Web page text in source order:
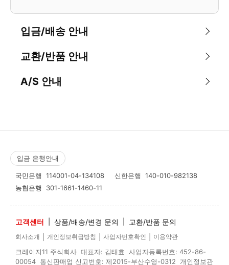
입금/배송 안내
교환/반품 안내
A/S 안내
입금 은행안내
국민은행 114001-04-134108 신한은행 140-010-982138
농협은행 301-1661-1460-11
고객센터 상품/배송/변경 문의 교환/반품 문의
회사소개 개인정보취급방침 사업자번호확인 이용약관
크레이지11 주식회사 대표자: 김태효 사업자등록번호: 452-86-
00054 통신판매업 신고번호: 제2015-부산수영-0312 개인정보관